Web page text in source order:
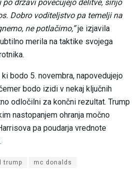
po državi povečujejo delitve, širijo
Dobro voditeljstvo pa temelji na
ne potlačimo,”je izjavila
merila na taktike svojega
bodo 5. novembra, napovedujejo
bodo izidi v nekaj ključnih
odločilni za končni rezultat. Trump
nastopanjem ohranja močno
pa poudarja vrednote
trump mc donalds